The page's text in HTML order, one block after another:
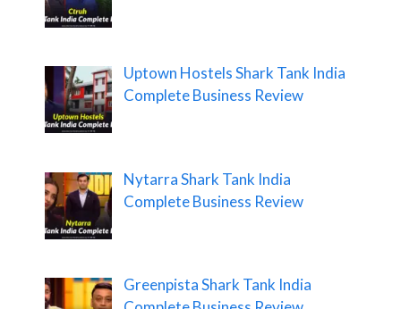
Uptown Hostels Shark Tank India
Complete Business Review
Nytarra Shark Tank India
Complete Business Review
Greenpista Shark Tank India